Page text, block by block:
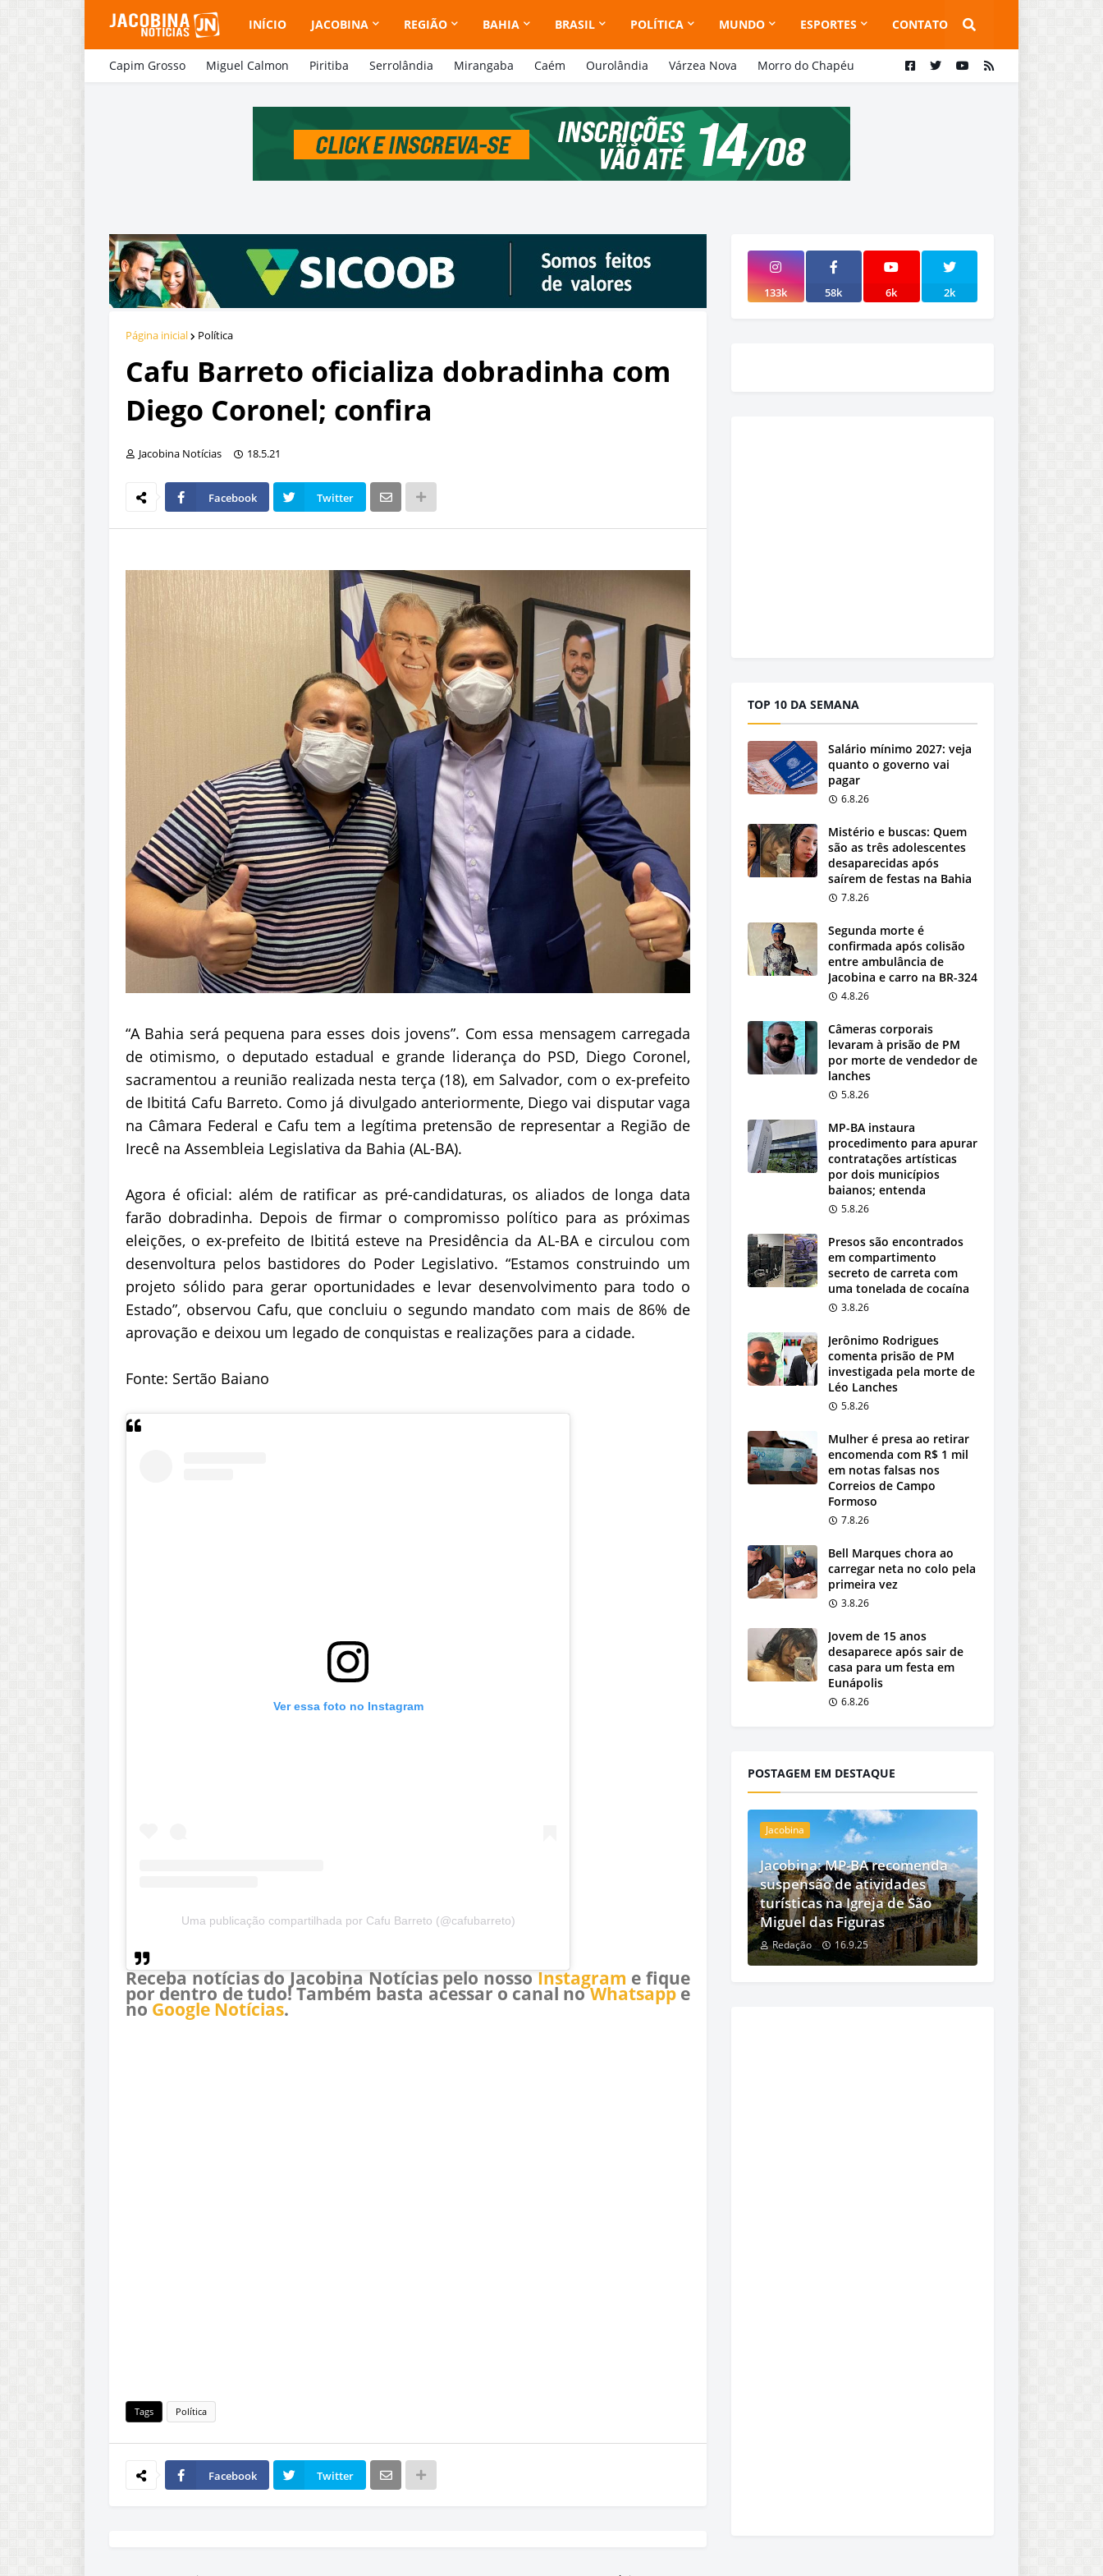
INÍCIO JACOBINA REGIÃO BAHIA BRASIL POLÍTICA MUNDO ESPORTES CONTATO
Capim Grosso Miguel Calmon Piritiba Serrolândia Mirangaba Caém Ourolândia Várzea Nova Morro do Chapéu
Página inicial Política
Cafu Barreto oficializa dobradinha com
Diego Coronel; confira
Jacobina Notícias 18.5.21
Facebook Twitter
“A Bahia será pequena para esses dois jovens”. Com essa mensagem carregada
de otimismo, o deputado estadual e grande liderança do PSD, Diego Coronel,
sacramentou a reunião realizada nesta terça (18), em Salvador, com o ex-prefeito
de Ibititá Cafu Barreto. Como já divulgado anteriormente, Diego vai disputar vaga
na Câmara Federal e Cafu tem a legítima pretensão de representar a Região de
Irecê na Assembleia Legislativa da Bahia (AL-BA).
Agora é oficial: além de ratificar as pré-candidaturas, os aliados de longa data
farão dobradinha. Depois de firmar o compromisso político para as próximas
eleições, o ex-prefeito de Ibititá esteve na Presidência da AL-BA e circulou com
desenvoltura pelos bastidores do Poder Legislativo. “Estamos construindo um
projeto sólido para gerar oportunidades e levar desenvolvimento para todo o
Estado”, observou Cafu, que concluiu o segundo mandato com mais de 86% de
aprovação e deixou um legado de conquistas e realizações para a cidade.
Fonte: Sertão Baiano
Ver essa foto no Instagram
Uma publicação compartilhada por Cafu Barreto (@cafubarreto)
Receba notícias do Jacobina Notícias pelo nossoInstagram e fique
por dentro de tudo! Também basta acessar o canal noWhatsappe
no Google Notícias.
Tags Política
Facebook Twitter
133k 58k 6k 2k
TOP 10 DA SEMANA
Salário mínimo 2027: veja
quanto o governo vai
pagar
6.8.26
Mistério e buscas: Quem
são as três adolescentes
desaparecidas após
saírem de festas na Bahia
7.8.26
Segunda morte é
confirmada após colisão
entre ambulância de
Jacobina e carro na BR-324
4.8.26
Câmeras corporais
levaram à prisão de PM
por morte de vendedor de
lanches
5.8.26
MP-BA instaura
procedimento para apurar
contratações artísticas
por dois municípios
baianos; entenda
5.8.26
Presos são encontrados
em compartimento
secreto de carreta com
uma tonelada de cocaína
3.8.26
Jerônimo Rodrigues
comenta prisão de PM
investigada pela morte de
Léo Lanches
5.8.26
Mulher é presa ao retirar
encomenda com R$ 1 mil
em notas falsas nos
Correios de Campo
Formoso
7.8.26
Bell Marques chora ao
carregar neta no colo pela
primeira vez
3.8.26
Jovem de 15 anos
desaparece após sair de
casa para um festa em
Eunápolis
6.8.26
POSTAGEM EM DESTAQUE
Jacobina
Jacobina: MP-BA recomenda
suspensão de atividades
turísticas na Igreja de São
Miguel das Figuras
Redação 16.9.25